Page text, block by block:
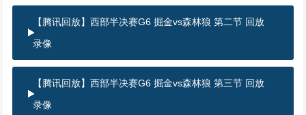
【腾讯回放】西部半决赛G6 掘金vs森林狼 第二节 回放
录像
【腾讯回放】西部半决赛G6 掘金vs森林狼 第三节 回放
录像